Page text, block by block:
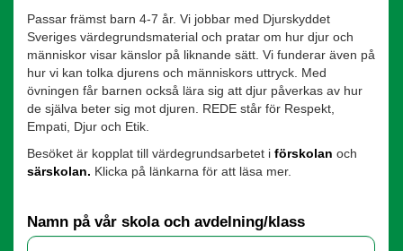
Passar främst barn 4-7 år. Vi jobbar med Djurskyddet
Sveriges värdegrundsmaterial och pratar om hur djur och
människor visar känslor på liknande sätt. Vi funderar även på
hur vi kan tolka djurens och människors uttryck. Med
övningen får barnen också lära sig att djur påverkas av hur
de själva beter sig mot djuren. REDE står för Respekt,
Empati, Djur och Etik.
Besöket är kopplat till värdegrundsarbetet i förskolan och
särskolan. Klicka på länkarna för att läsa mer.
Namn på vår skola och avdelning/klass